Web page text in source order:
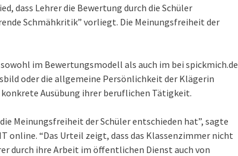
dass Lehrer die Bewertung durch die Schüler
Schmähkritik” vorliegt. Die Meinungsfreiheit der
im Bewertungsmodell als auch im bei spickmich.de
oder die allgemeine Persönlichkeit der Klägerin
Ausübung ihrer beruflichen Tätigkeit.
Meinungsfreiheit der Schüler entschieden hat”, sagte
online. “Das Urteil zeigt, dass das Klassenzimmer nicht
durch ihre Arbeit im öffentlichen Dienst auch von